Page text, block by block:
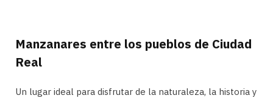
Manzanares entre los pueblos de Ciudad
Real
Un lugar ideal para disfrutar de la naturaleza, la historia y